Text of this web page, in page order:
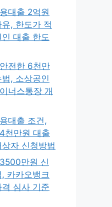
대출 2억원
, 한도가 적
대출 한도
전한 6천만
, 소상공인
너스통장 개
대출 조건,
천만원 대출
상자 신청방법
만원 신
카카오뱅크
심사 기준